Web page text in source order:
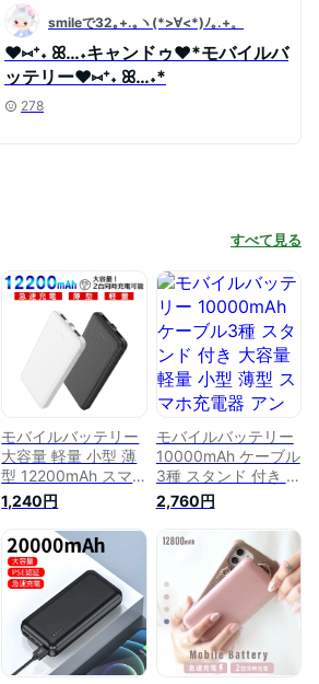
smileで32｡+.｡ヽ(*>∀<*)ﾉ｡.+。
❤︎⑅⁺˖ ꕤ…˖キャンドゥ❤︎*モバイルバ
ッテリー❤︎⑅⁺˖ ꕤ…˖*
278
すべて見る
モバイルバッテリー
大容量 軽量 小型 薄
型 12200mAh スマ
ホ充電器 アンドロイ
ド 充電器 アイフォ
ン 充電 バッテリー
携帯充電器 持ち運び
充電器 iPhone 12
Android 対応 急速充
電器 pse認証 大容量
モバイルバッテリー
送料無料 ●○
1,240円
モバイルバッテリー
10000mAh ケーブル
3種 スタンド 付き 大
容量 軽量 小型 薄型
スマホ充電器 アンド
ロイド 充電器 アイ
フォン 充電 バッテ
リー 携帯充電器 持
ち運び 充電器
iPhone 12 Android
対応 急速充電器 pse
認証 大容量モバイル
バッテリー ●
2,760円